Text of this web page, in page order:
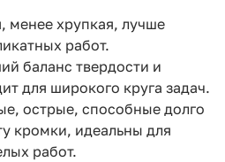
менее хрупкая, лучше
работ.
баланс твердости и
для широкого круга задач.
острые, способные долго
кромки, идеальны для
работ.